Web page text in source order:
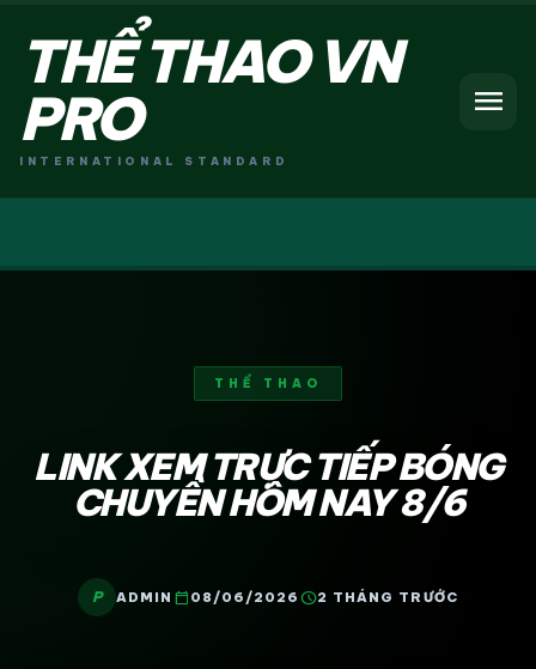
THỂ THAO VN
PRO
INTERNATIONAL STANDARD
menu
THỂ THAO
LINK XEM TRỰC TIẾP BÓNG
CHUYỀN HÔM NAY 8/6
P ADMIN calendar_today 08/06/2026 schedule2 THÁNG TRƯỚC